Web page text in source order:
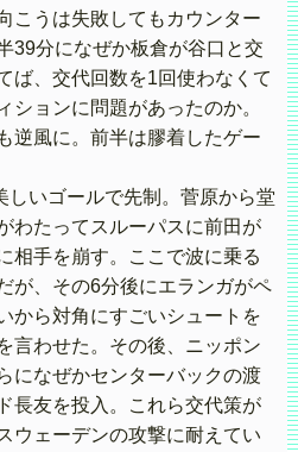
こうは失敗してもカウンター
39分になぜか板倉が谷口と交
ば、交代回数を1回使わなくて
ションに問題があったのか。
逆風に。前半は膠着したゲー
しいゴールで先制。菅原から堂
わたってスルーパスに前田が
相手を崩す。ここで波に乗る
が、その6分後にエランガがペ
から対角にすごいシュートを
言わせた。その後、ニッポン
になぜかセンターバックの渡
長友を投入。これら交代策が
ウェーデンの攻撃に耐えてい